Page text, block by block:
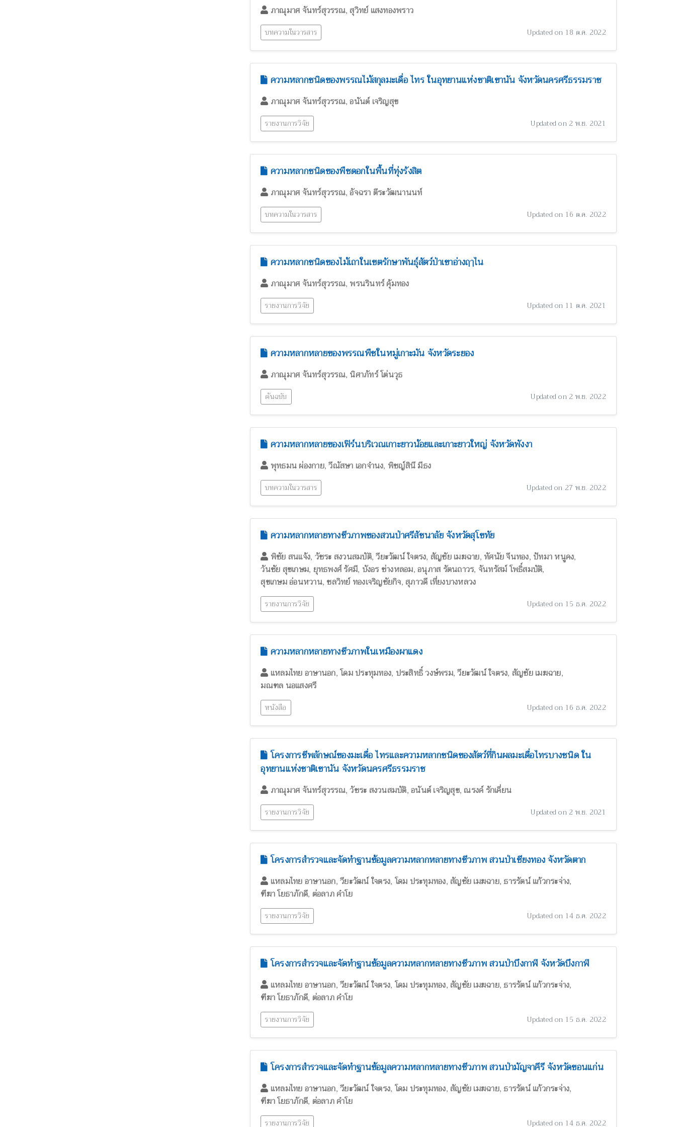
ภาณุมาศ จันทร์สุวรรณ,สุวิทย์ แสงทองพราว
บทความในวารสาร Updated on 18 ต.ค. 2022
ความหลากชนิดของพรรณไม้สกุลมะเดื่อ ไทร ในอุทยานแห่งชาติเขานัน จังหวัดนครศรีธรรมราช
ภาณุมาศ จันทร์สุวรรณ,อนันต์ เจริญสุข
รายงานการวิจัย Updated on 2 พ.ย. 2021
ความหลากชนิดของพืชดอกในพื้นที่ทุ่งรังสิต
ภาณุมาศ จันทร์สุวรรณ,อัจฉรา ตีระวัฒนานนท์
บทความในวารสาร Updated on 16 ต.ค. 2022
ความหลากชนิดของไม้เถาในเขตรักษาพันธุ์สัตว์ป่าเขาอ่างฤๅไน
ภาณุมาศ จันทร์สุวรรณ, พรนรินทร์ คุ้มทอง
รายงานการวิจัย Updated on 11 ต.ค. 2021
ความหลากหลายของพรรณพืชในหมู่เกาะมัน จังหวัดระยอง
ภาณุมาศ จันทร์สุวรรณ, นิศาภัทร์ โต่นวุธ
ต้นฉบับ Updated on 2 พ.ย. 2022
ความหลากหลายของเฟิร์นบริเวณเกาะยาวน้อยและเกาะยาวใหญ่ จังหวัดพังงา
พุทธมน ผ่องกาย,วีณัสษา เอกจำนง, พิชญ์สินี มีธง
บทความในวารสาร Updated on 27 พ.ย. 2022
ความหลากหลายทางชีวภาพของสวนป่าศรีสัชนาลัย จังหวัดสุโขทัย
พิชัย สนแจ้ง, วัชระ สงวนสมบัติ,วียะวัฒน์ ใจตรง, สัญชัย เมฆฉาย, ทัศนัย จีนทอง, ปัทมา หนูคง,
วันชัย สุขเกษม, ยุทธพงศ์ รัศมี, บังอร ช่างหลอม,อนุภาส รัตนถาวร, จันทรัสม์ โพธิ์สมบัติ,
สุขเกษม อ่อนหวาน, ชลวิทย์ ทองเจริญชัยกิจ,สุภาวดี เที่ยงบางหลวง
รายงานการวิจัย Updated on 15 ธ.ค. 2022
ความหลากหลายทางชีวภาพในเหมืองผาแดง
แหลมไทย อาษานอก,โดม ประทุมทอง, ประสิทธิ์ วงษ์พรม,วียะวัฒน์ ใจตรง, สัญชัย เมฆฉาย,
มณฑล นอแสงศรี
หนังสือ Updated on 16 ธ.ค. 2022
โครงการชีพลักษณ์ของมะเดื่อ ไทรและความหลากชนิดของสัตว์ที่กินผลมะเดื่อไทรบางชนิด ใน
อุทยานแห่งชาติเขานัน จังหวัดนครศรีธรรมราช
ภาณุมาศ จันทร์สุวรรณ,วัชระ สงวนสมบัติ,อนันต์ เจริญสุข,ณรงค์ รักเคี่ยน
รายงานการวิจัย Updated on 2 พ.ย. 2021
โครงการสำรวจและจัดทำฐานข้อมูลความหลากหลายทางชีวภาพ สวนป่าเชียงทอง จังหวัดตาก
แหลมไทย อาษานอก,วียะวัฒน์ ใจตรง, โดม ประทุมทอง,สัญชัย เมฆฉาย,ธารรัตน์ แก้วกระจ่าง,
ฑีฆา โยธาภักดี, ต่อลาภ คำโย
รายงานการวิจัย Updated on 14 ธ.ค. 2022
โครงการสำรวจและจัดทำฐานข้อมูลความหลากหลายทางชีวภาพ สวนป่าบึงกาฬ จังหวัดบึงกาฬ
แหลมไทย อาษานอก,วียะวัฒน์ ใจตรง, โดม ประทุมทอง,สัญชัย เมฆฉาย,ธารรัตน์ แก้วกระจ่าง,
ฑีฆา โยธาภักดี, ต่อลาภ คำโย
รายงานการวิจัย Updated on 15 ธ.ค. 2022
โครงการสำรวจและจัดทำฐานข้อมูลความหลากหลายทางชีวภาพ สวนป่ามัญจาคีรี จังหวัดขอนแก่น
แหลมไทย อาษานอก,วียะวัฒน์ ใจตรง, โดม ประทุมทอง,สัญชัย เมฆฉาย,ธารรัตน์ แก้วกระจ่าง,
ฑีฆา โยธาภักดี, ต่อลาภ คำโย
รายงานการวิจัย Updated on 14 ธ.ค. 2022